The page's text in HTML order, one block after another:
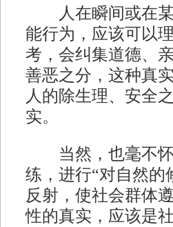
人在瞬间或在某
能行为，应该可以
考，会纠集道德、
善恶之分，这种真
人的除生理、安全
实。
当然，也毫不怀
练，进行“对自然的
反射，使社会群体
性的真实，应该是